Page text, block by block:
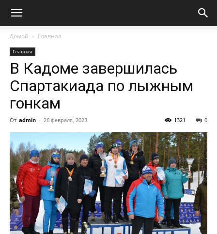
Домой Главная
Главная
В Кадоме завершилась
Спартакиада по лыжным
гонкам
От admin - 26 февраля, 2023 0
1321